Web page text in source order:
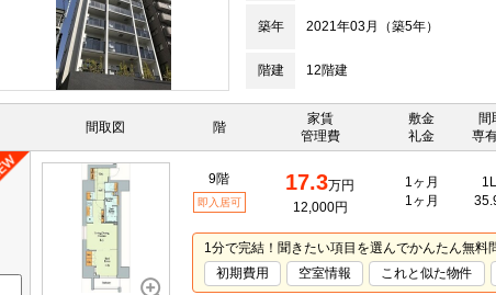
築年
2021年03月（築5年）
階建 12階建
間取図 階
家賃
管理費
敷金
礼金
間
専
9階
即入居可
17.3万円
12,000円
1ヶ月
1ヶ月
1分で完結！聞きたい項目を選んでかんたん無料
初期費用
空室情報 これと似た物件